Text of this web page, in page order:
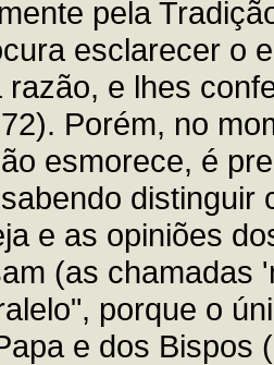
pela
esclarecer o
e lhes
Porém, no
esmorece, é
distinguir
e as opiniões
(as chamadas
porque o
e dos Bispos